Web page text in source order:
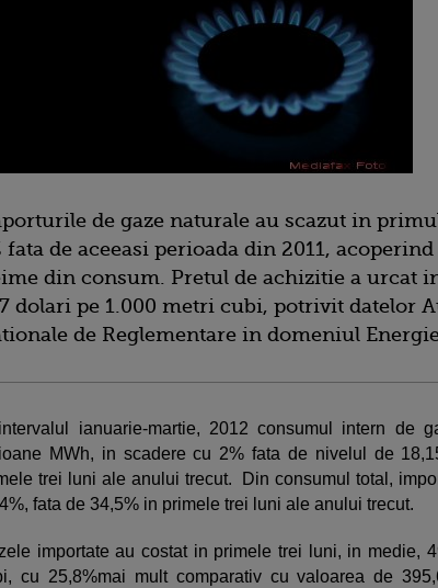
de gaze naturale au scazut in
fata de aceeasi perioada din 2011,
din consum. Pretul de achizitie a urcat
dolari pe 1.000 metri cubi, potrivit datelor
de Reglementare in domeniul
ianuarie-martie, 2012 consumul intern de
MWh, in scadere cu 2% fata de nivelul de
trei luni ale anului trecut. Din consumul total,
fata de 34,5% in primele trei luni ale anului trecut.
importate au costat in primele trei luni, in medie,
cu 25,8%mai mult comparativ cu valoarea de